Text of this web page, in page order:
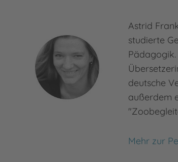
Astrid
studierte
deutsche
außerdem
Mehr zur
Astrid